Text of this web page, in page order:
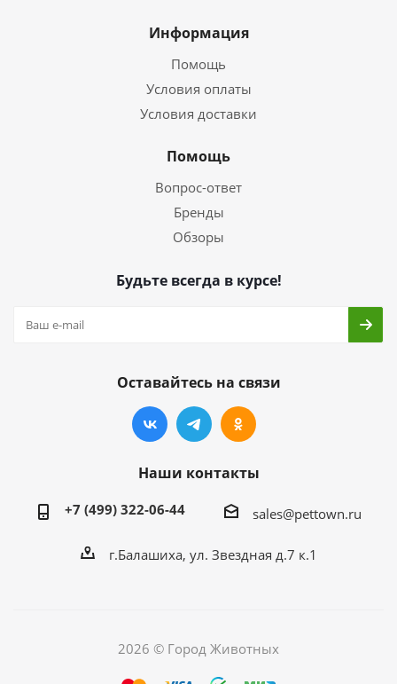
Информация
Помощь
Условия оплаты
Условия доставки
Помощь
Вопрос-ответ
Бренды
Обзоры
Будьте всегда в курсе!
Оставайтесь на связи
Наши контакты
+7 (499) 322-06-44 sales@pettown.ru
г.Балашиха, ул. Звездная д.7 к.1
2026 © Город Животных